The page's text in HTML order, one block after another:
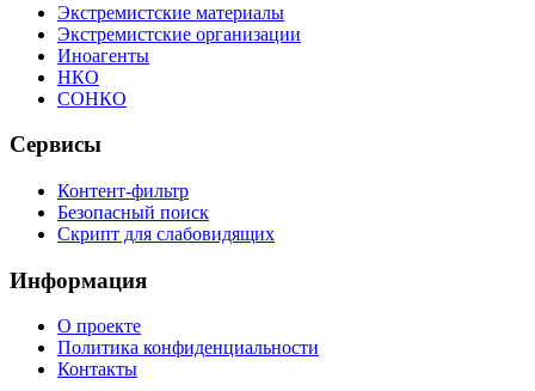
Экстремистские материалы
Экстремистские организации
Иноагенты
НКО
СОНКО
Сервисы
Контент-фильтр
Безопасный поиск
Скрипт для слабовидящих
Информация
О проекте
Политика конфиденциальности
Контакты